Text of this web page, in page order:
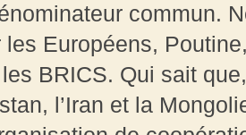
commun.
les Européens,
BRICS. Qui sait
l’Iran et la